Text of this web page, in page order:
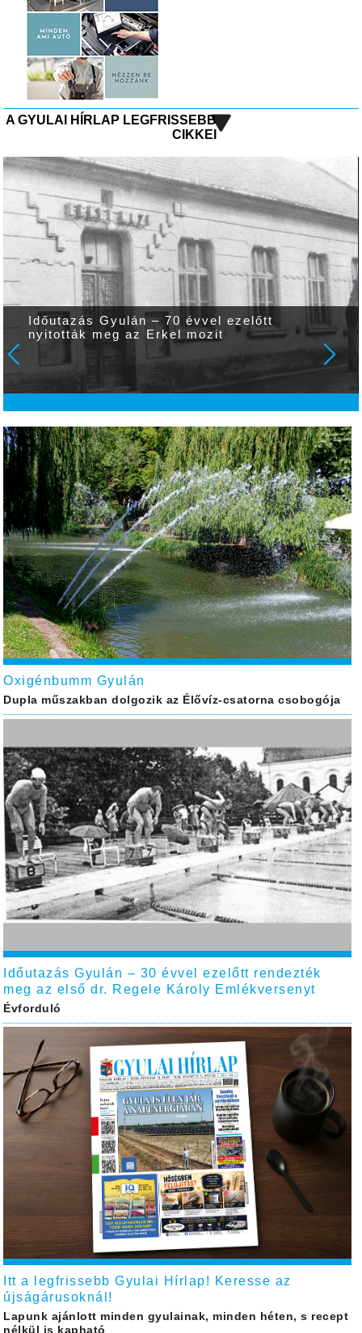
A GYULAI HÍRLAP LEGFRISSEBB
CIKKEI
Időutazás Gyulán – 70 évvel ezelőtt
nyitották meg az Erkel mozit
Oxigénbumm Gyulán
Dupla műszakban dolgozik az Élővíz-csatorna csobogója
Időutazás Gyulán – 30 évvel ezelőtt rendezték
meg az első dr. Regele Károly Emlékversenyt
Évforduló
Itt a legfrissebb Gyulai Hírlap! Keresse az
újságárusoknál!
Lapunk ajánlott minden gyulainak, minden héten, s recept
nélkül is kapható